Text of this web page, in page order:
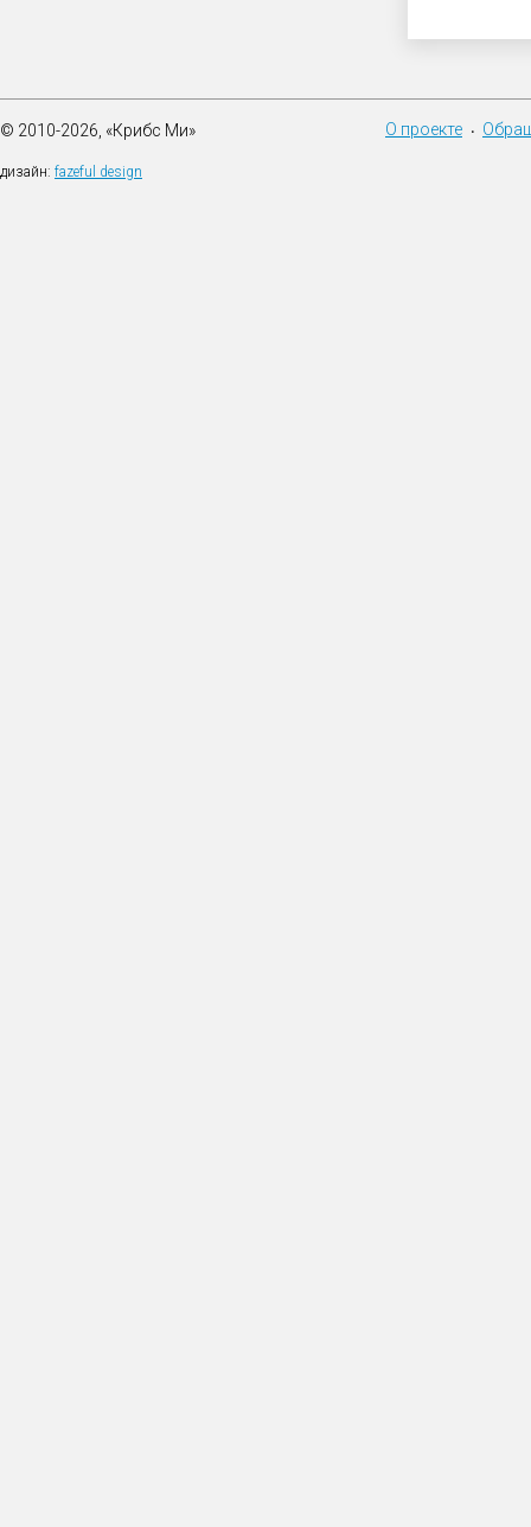
© 2010-2026, «Крибс Ми»
дизайн: fazeful design
О проекте •